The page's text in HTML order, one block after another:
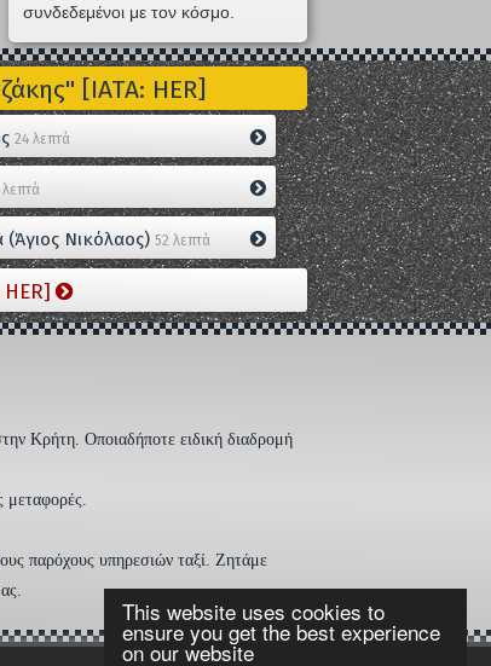
This website uses cookies to
ensure you get the best experience
on our website
συνδεδεμένοι με τον κόσμο.
[IATA: HER]
24 λεπτά
Νικόλαος)52 λεπτά
HER]
Κρήτη. Οποιαδήποτε ειδική διαδρομή
μεταφορές.
παρόχους υπηρεσιών ταξί. Ζητάμε